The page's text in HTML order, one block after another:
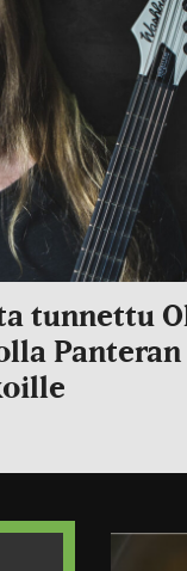
tunnettu
Panteran